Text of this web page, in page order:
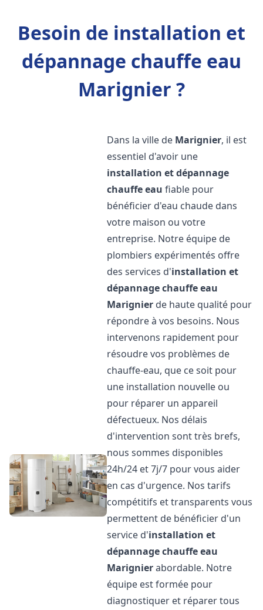
Besoin de installation et
dépannage chauffe eau
Marignier ?
Dans la ville de Marignier, il est
essentiel d'avoir une
installation et dépannage
chauffe eau fiable pour
bénéficier d'eau chaude dans
votre maison ou votre
entreprise. Notre équipe de
plombiers expérimentés offre
des services d'installation et
dépannage chauffe eau
Marignier de haute qualité pour
répondre à vos besoins. Nous
intervenons rapidement pour
résoudre vos problèmes de
chauffe-eau, que ce soit pour
une installation nouvelle ou
pour réparer un appareil
défectueux. Nos délais
d'intervention sont très brefs,
nous sommes disponibles
24h/24 et 7j/7 pour vous aider
en cas d'urgence. Nos tarifs
compétitifs et transparents vous
permettent de bénéficier d'un
service d'installation et
dépannage chauffe eau
Marignierabordable. Notre
équipe est formée pour
diagnostiquer et réparer tous